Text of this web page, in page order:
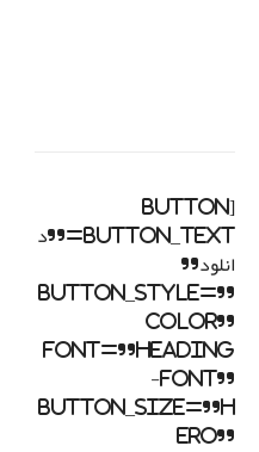
[button
button_text=”د
انلود”
button_style=”
color”
font=”heading
-font”
button_size=”h
ero”